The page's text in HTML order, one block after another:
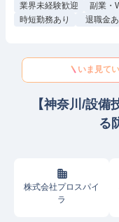
業界未経験歓迎 副業・
時短勤務あり
退職金あ
いま見て
【神奈川/設
る
株式会社プロスパイ
ラ